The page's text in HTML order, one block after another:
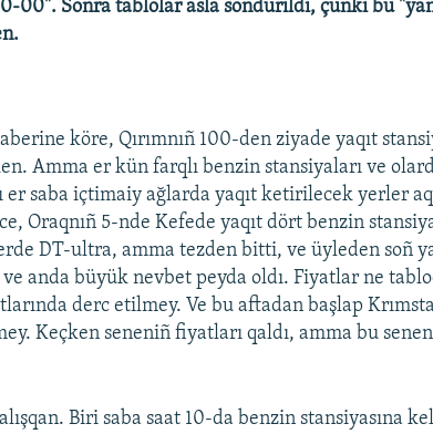
00". Soñra tablolar asla söndürildi, çünki bu
köre, Qırımnıñ 100-den ziyade yaqıt
Amma er kün farqlı benzin stansiyaları ve
er saba içtimaiy ağlarda yaqıt ketirilecek yerler
Oraqnıñ 5-nde Kefede yaqıt dört benzin
DT-ultra, amma tezden bitti, ve üyleden soñ
anda büyük nevbet peyda oldı. Fiyatlar ne
derc etilmey. Ve bu aftadan başlap
Keçken seneniñ fiyatları qaldı, amma bu
Biri saba saat 10-da benzin stansiyasına